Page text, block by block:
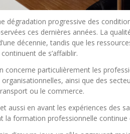
dégradation progressive des
ces dernières années. La
décennie, tandis que les
de s’affaiblir.
concerne particulièrement les
ainsi que des
ou le commerce.
aussi en avant les expériences des
la formation professionnelle continue